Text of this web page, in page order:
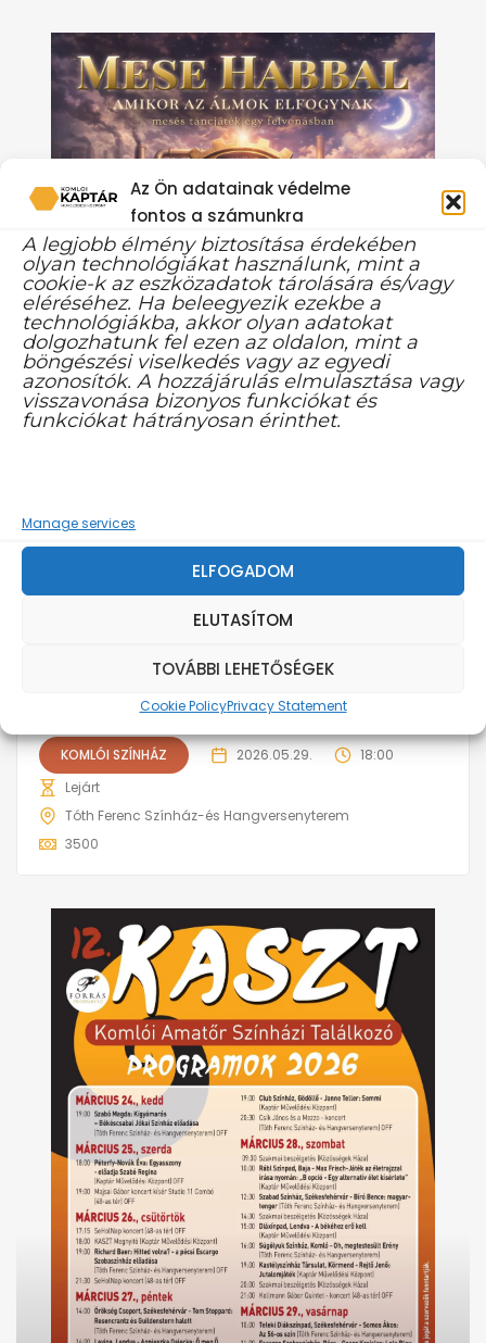
Az Ön adatainak védelme
fontos a számunkra
A legjobb élmény biztosítása érdekében
olyan technológiákat használunk, mint a
cookie-k az eszközadatok tárolására és/vagy
eléréséhez. Ha beleegyezik ezekbe a
technológiákba, akkor olyan adatokat
dolgozhatunk fel ezen az oldalon, mint a
böngészési viselkedés vagy az egyedi
azonosítók. A hozzájárulás elmulasztása vagy
visszavonása bizonyos funkciókat és
funkciókat hátrányosan érinthet.
Manage services
ELFOGADOM
ELUTASÍTOM
TOVÁBBI LEHETŐSÉGEK
Cookie PolicyPrivacy Statement
New Generation: Mese habbal
KOMLÓI SZÍNHÁZ 2026.05.29.
18:00
Lejárt
Tóth Ferenc Színház-és Hangversenyterem
3500